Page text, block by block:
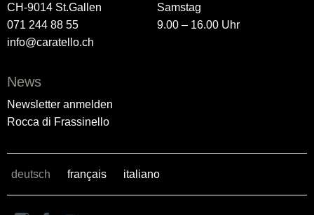
CH-9014 St.Gallen
071 244 88 55
info@caratello.ch
Samstag
9.00 – 16.00 Uhr
News
Newsletter anmelden
Rocca di Frassinello
deutsch français italiano